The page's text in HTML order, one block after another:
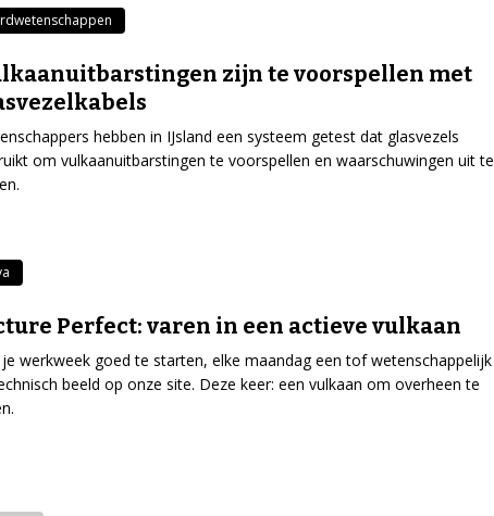
zijn te voorspellen met
hebben in IJsland een systeem getest dat glasvezels
om vulkaanuitbarstingen te voorspellen en waarschuwingen uit te
Perfect: varen in een actieve vulkaan
werkweek goed te starten, elke maandag een tof wetenschappelijk
beeld op onze site. Deze keer: een vulkaan om overheen te